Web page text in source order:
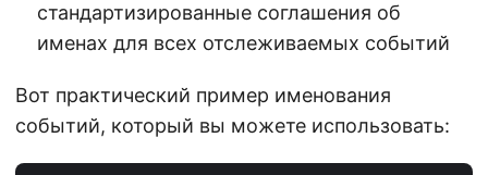
стандартизированные соглашения об
именах для всех отслеживаемых событий
Вот практический пример именования
событий, который вы можете использовать: